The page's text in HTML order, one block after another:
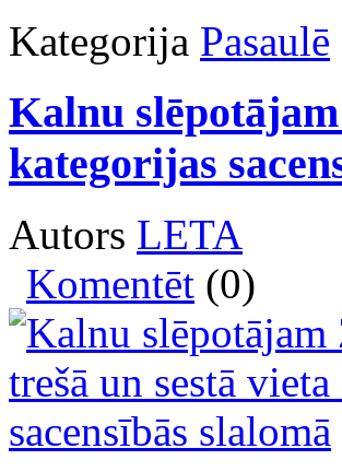
Kategorija Pasaulē
Kalnu
kategorijas
Autors LETA
Komentēt (0)